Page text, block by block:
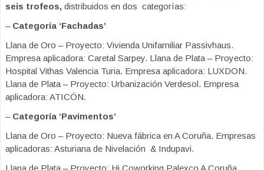
seis trofeos, distribuidos en dos categorías:
– Categoría ‘Fachadas’
Llana de Oro – Proyecto: Vivienda Unifamiliar Passivhaus.
Empresa aplicadora: Caretal Sarpey. Llana de Plata – Proyecto:
Hospital Vithas Valencia Turia. Empresa aplicadora: LUXDON.
Llana de Plata – Proyecto: Urbanización Verdesol. Empresa
aplicadora: ATICÓN.
– Categoría ‘Pavimentos’
Llana de Oro – Proyecto: Nueva fábrica en A Coruña. Empresas
aplicadoras: Asturiana de Nivelación & Indupavi.
Llana de Plata – Proyecto: Hi Coworking Palexco A Coruña.